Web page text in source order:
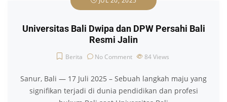
Universitas Bali Dwipa dan DPW Persahi Bali
Resmi Jalin
Berita No Comment 84Views
Sanur, Bali — 17 Juli 2025 – Sebuah langkah maju yang
signifikan terjadi di dunia pendidikan dan profesi